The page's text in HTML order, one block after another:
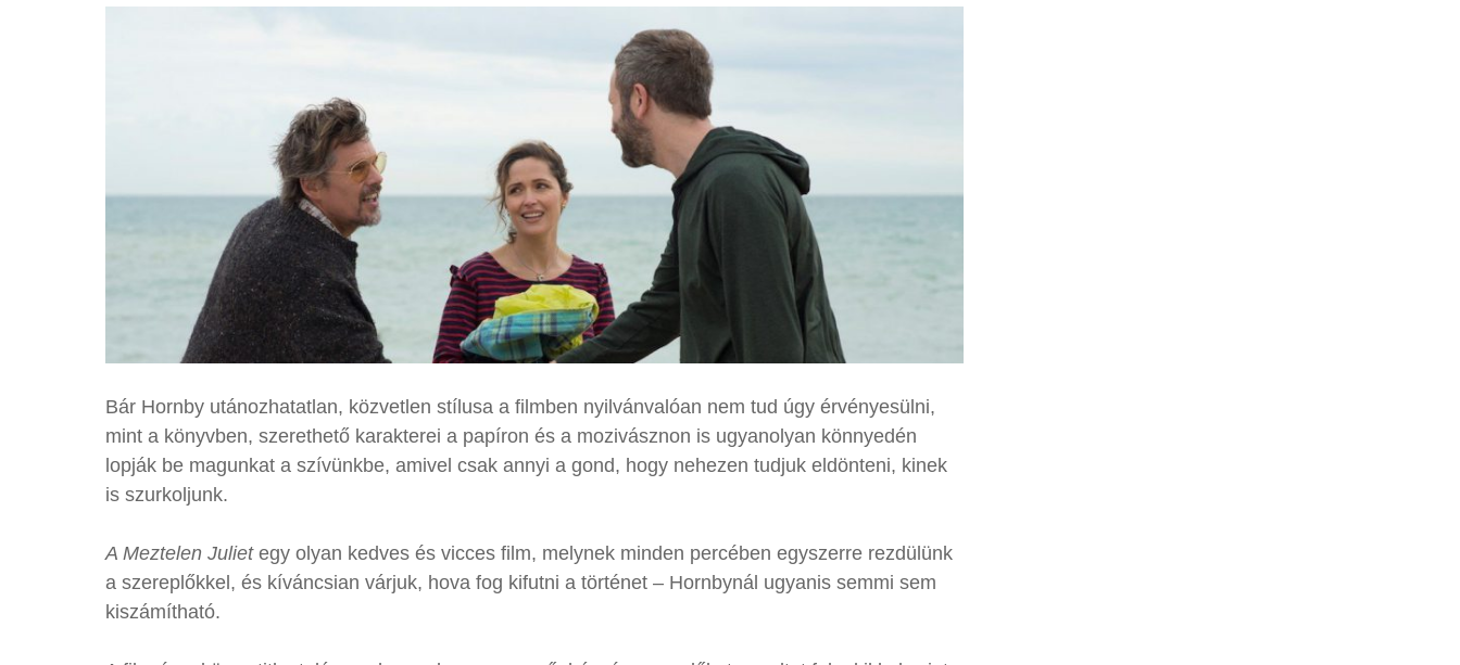
Bár Hornby utánozhatatlan, közvetlen stílusa a filmben nyilvánvalóan nem tud úgy érvényesülni,
mint a könyvben, szerethető karakterei a papíron és a mozivásznon is ugyanolyan könnyedén
lopják be magunkat a szívünkbe, amivel csak annyi a gond, hogy nehezen tudjuk eldönteni, kinek
is szurkoljunk.
A Meztelen Julietegy olyan kedves és vicces film, melynek minden percében egyszerre rezdülünk
a szereplőkkel, és kíváncsian várjuk, hova fog kifutni a történet – Hornbynál ugyanis semmi sem
kiszámítható.